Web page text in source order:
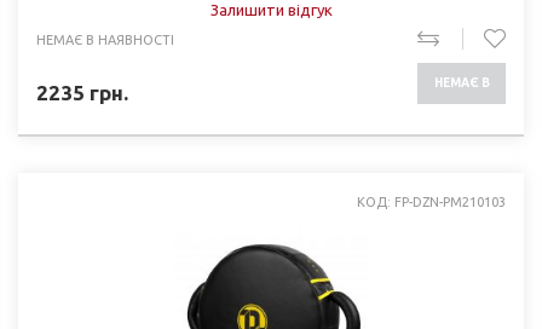
Залишити відгук
НЕМАЄ В НАЯВНОСТІ
2235 грн. НЕМАЄ В
КОД: FP-DZN-PM210103